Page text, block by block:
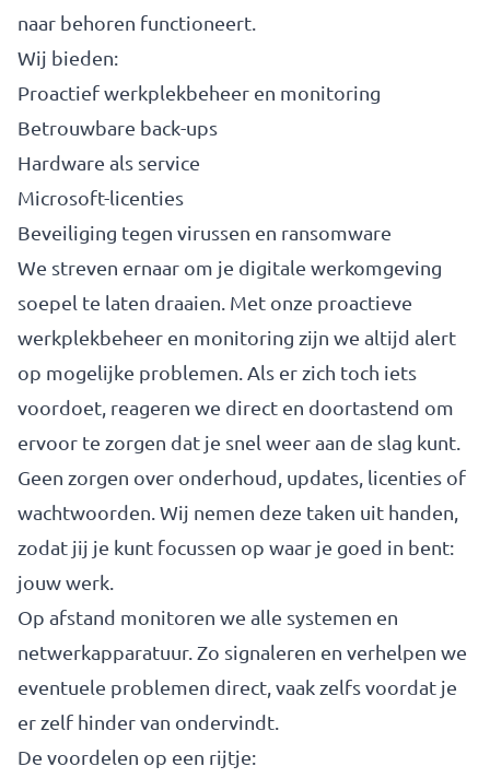
naar behoren functioneert.
Wij bieden:
Proactief werkplekbeheer en monitoring
Betrouwbare back-ups
Hardware als service
Microsoft-licenties
Beveiliging tegen virussen en ransomware
We streven ernaar om je digitale werkomgeving
soepel te laten draaien. Met onze proactieve
werkplekbeheer en monitoring zijn we altijd alert
op mogelijke problemen. Als er zich toch iets
voordoet, reageren we direct en doortastend om
ervoor te zorgen dat je snel weer aan de slag kunt.
Geen zorgen over onderhoud, updates, licenties of
wachtwoorden. Wij nemen deze taken uit handen,
zodat jij je kunt focussen op waar je goed in bent:
jouw werk.
Op afstand monitoren we alle systemen en
netwerkapparatuur. Zo signaleren en verhelpen we
eventuele problemen direct, vaak zelfs voordat je
er zelf hinder van ondervindt.
De voordelen op een rijtje: